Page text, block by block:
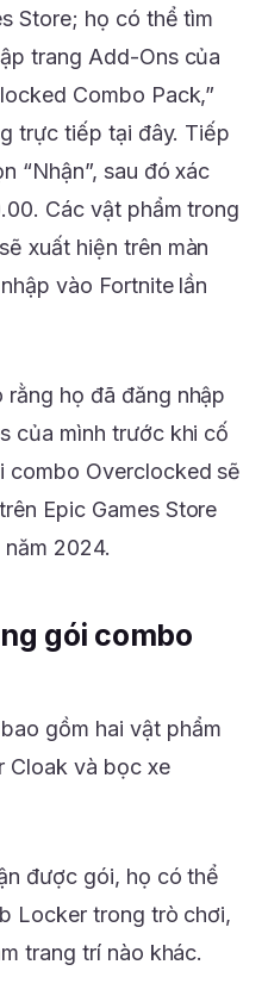
Store; họ có thể tìm
trang Add-Ons của
Combo Pack,”
trực tiếp tại đây. Tiếp
“Nhận”, sau đó xác
Các vật phẩm trong
xuất hiện trên màn
vào Fortnite lần
họ đã đăng nhập
của mình trước khi cố
combo Overclocked sẽ
Epic Games Store
2024.
gói combo
gồm hai vật phẩm
Cloak và bọc xe
được gói, họ có thể
Locker trong trò chơi,
trang trí nào khác.